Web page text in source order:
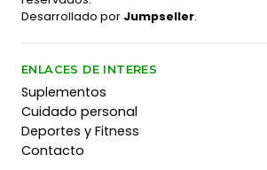
Desarrollado por Jumpseller.
ENLACES DE INTERES
Suplementos
Cuidado personal
Deportes y Fitness
Contacto